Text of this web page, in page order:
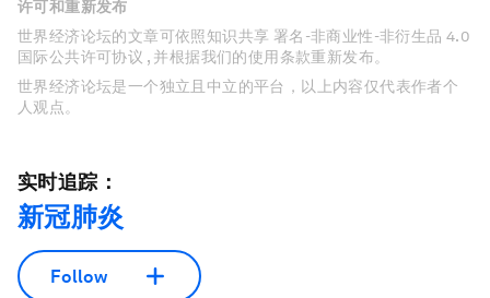
许可和重新发布
世界经济论坛的文章可依照知识共享 署名-非商业性-非衍生品 4.0
国际公共许可协议 , 并根据我们的使用条款重新发布。
世界经济论坛是一个独立且中立的平台，以上内容仅代表作者个
人观点。
实时追踪：
新冠肺炎
Follow